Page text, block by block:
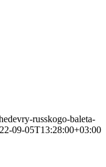
russkogo-baleta-
09-05T13:28:00+03:00